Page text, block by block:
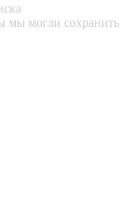
мы могли сохранить